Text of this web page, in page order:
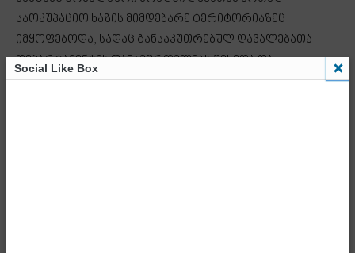
საოკუპაციო ხაზის მიმდებარე ტერიტორიაზეც
იმყოფებოდა, სადაც განსაკუთრებულ დავალებათა
დეპარტამენტის თანამშრომლებს შეხვდა და
გაესაუბრა.
Social Like Box